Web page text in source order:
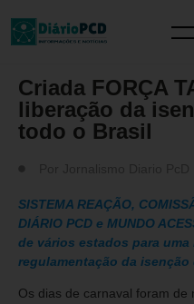
Criada FORÇA
liberação da
todo o Brasil
SISTEMA REAÇÃO,
DIÁRIO PCD e MUNDO
de vários estados para uma
regulamentação da isenção
Os dias de carnaval foram de